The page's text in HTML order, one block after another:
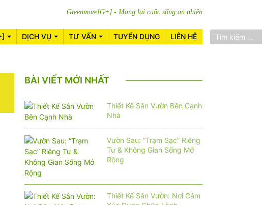
Greenmore[G+] - Mang lại cuộc sống an nhiên
DỊCH VỤ TƯ VẤN TUYỂN DỤNG LIÊN HỆ
BÀI VIẾT MỚI NHẤT
Thiết Kế Sân Vườn Bên Cạnh
Nhà
Vườn Sau: “Trạm Sạc” Riêng
Tư & Không Gian Sống Mở
Rộng
Thiết Kế Sân Vườn: Nơi Cảm